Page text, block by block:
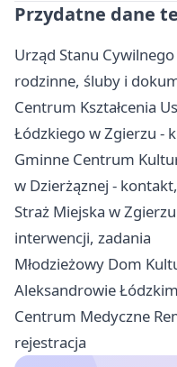
Przydatne dane
Urząd Stanu
rodzinne, śluby i
Centrum Kształcenia
Łódzkiego w Zgierzu -
Gminne Centrum
w Dzierżąznej -
Straż Miejska w
interwencji, zadania
Młodzieżowy Dom
Aleksandrowie
Centrum Medyczne
rejestracja